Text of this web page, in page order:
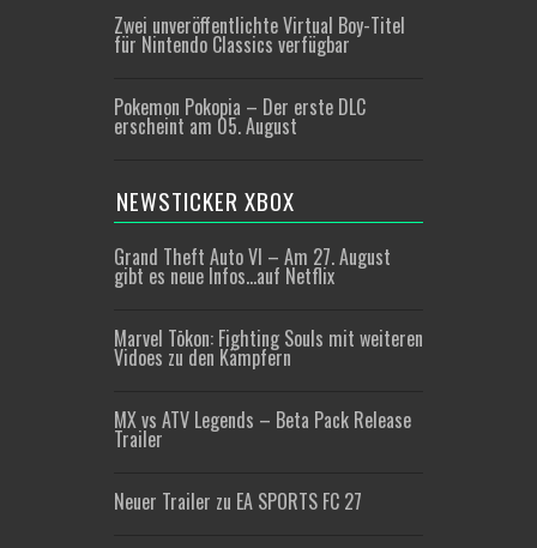
Zwei unveröffentlichte Virtual Boy-Titel
für Nintendo Classics verfügbar
Pokemon Pokopia – Der erste DLC
erscheint am 05. August
NEWSTICKER XBOX
Grand Theft Auto VI – Am 27. August
gibt es neue Infos…auf Netflix
Marvel Tōkon: Fighting Souls mit weiteren
Vidoes zu den Kämpfern
MX vs ATV Legends – Beta Pack Release
Trailer
Neuer Trailer zu EA SPORTS FC 27